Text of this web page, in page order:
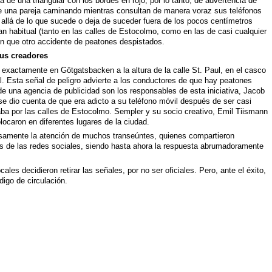
pareja caminando mientras consultan de manera voraz sus teléfonos
de lo que sucede o deja de suceder fuera de los pocos centímetros
habitual (tanto en las calles de Estocolmo, como en las de casi cualquier
que otro accidente de peatones despistados.
creadores
en Götgatsbacken a la altura de la calle St. Paul, en el casco
Esta señal de peligro advierte a los conductores de que hay peatones
una agencia de publicidad son los responsables de esta iniciativa, Jacob
dio cuenta de que era adicto a su teléfono móvil después de ser casi
por las calles de Estocolmo. Sempler y su socio creativo, Emil Tiismann
en diferentes lugares de la ciudad.
la atención de muchos transeúntes, quienes compartieron
las redes sociales, siendo hasta ahora la respuesta abrumadoramente
decidieron retirar las señales, por no ser oficiales. Pero, ante el éxito,
de circulación.